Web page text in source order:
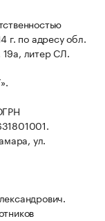
г. по адресу обл.
литер СЛ.
ул.